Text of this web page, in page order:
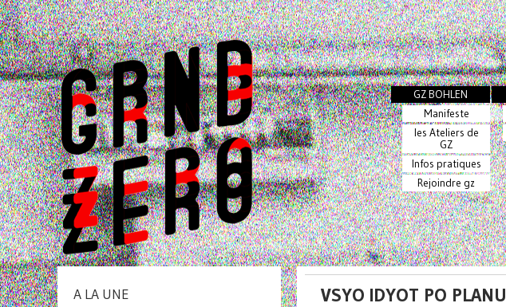
GZ BOHLEN
Manifeste
les Ateliers de
GZ
Infos pratiques
Rejoindre gz
VSYO IDYOT PO PLANU
A LA UNE